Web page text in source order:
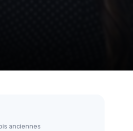
anciennes